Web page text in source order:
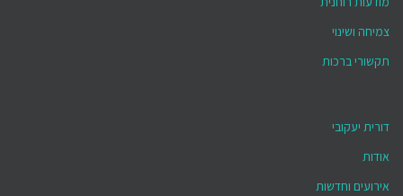
צמיחה ושינוי
תקשורי ברכות
דורית יעקובי
אודות
אירועים וחדשות